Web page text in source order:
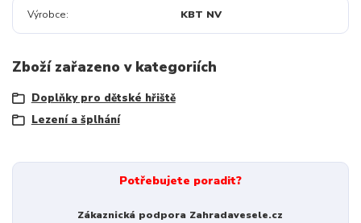
Výrobce KBT NV
Zboží zařazeno v kategoriích
Doplňky pro dětské hřiště
Lezení a šplhání
Potřebujete poradit?
Zákaznická podpora Zahradavesele.cz